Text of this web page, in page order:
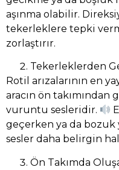
aşınma olabilir.
tekerleklere tepki
zorlaştırır.
Tekerleklerden
Rotil arızalarının en
aracın ön takımından
vuruntu sesleridir.
geçerken ya da
sesler daha belirgin
Ön Takımda